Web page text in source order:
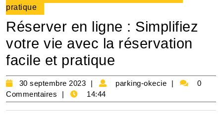
pratique
Réserver en ligne : Simplifiez
votre vie avec la réservation
facile et pratique
30 septembre 2023
30
septembre
2023
parking-okecie
parking-
0
Commentaires
14:44